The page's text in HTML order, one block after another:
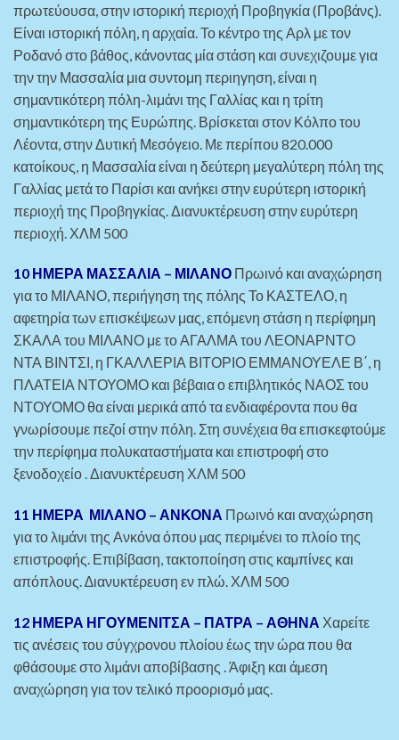
πρωτεύουσα, στην ιστορική περιοχή Προβηγκία (Προβάνς).
Είναι ιστορική πόλη, η αρχαία. Το κέντρο της Αρλ με τον
Ροδανό στο βάθος, κάνοντας µία στάση και συνεχιζουμε για
την την Μασσαλία μια συντομη περιηγηση, είναι η
σημαντικότερη πόλη-λιμάνι της Γαλλίας και η τρίτη
σημαντικότερη της Ευρώπης. Βρίσκεται στον Κόλπο του
Λέοντα, στην Δυτική Μεσόγειο. Με περίπου 820.000
κατοίκους, η Μασσαλία είναι η δεύτερη μεγαλύτερη πόλη της
Γαλλίας μετά το Παρίσι και ανήκει στην ευρύτερη ιστορική
περιοχή της Προβηγκίας. Διανυκτέρευση στην ευρύτερη
περιοχή. ΧΛΜ 500
10 ΗΜΕΡΑ ΜΑΣΣΑΛΙΑ – ΜΙΛΑΝΟ Πρωινό και αναχώρηση
για το ΜΙΛΑΝΟ, περιήγηση της πόλης Το ΚΑΣΤΕΛΟ, η
αφετηρία των επισκέψεων μας, επόμενη στάση η περίφημη
ΣΚΑΛΑ του ΜΙΛΑΝΟ με το ΑΓΑΛΜΑ του ΛΕΟΝΑΡΝΤΟ
ΝΤΑ ΒΙΝΤΣΙ, η ΓΚΑΛΛΕΡΙΑ ΒΙΤΟΡΙΟ ΕΜΜΑΝΟΥΕΛΕ Β΄, η
ΠΛΑΤΕΙΑ ΝΤΟΥΟΜΟ και βέβαια ο επιβλητικός ΝΑΟΣ του
ΝΤΟΥΟΜΟ θα είναι μερικά από τα ενδιαφέροντα που θα
γνωρίσουμε πεζοί στην πόλη. Στη συνέχεια θα επισκεφτούμε
την περίφημα πολυκαταστήματα και επιστροφή στο
ξενοδοχείο . Διανυκτέρευση ΧΛΜ 500
11 ΗΜΕΡΑ ΜΙΛΑΝΟ – ΑΝΚΟΝΑ Πρωινό και αναχώρηση
για το λιµάνι της Ανκόνα όπου µας περιµένει το πλοίο της
επιστροφής. Επιβίβαση, τακτοποίηση στις καµπίνες και
απόπλους. ∆ιανυκτέρευση εν πλώ. ΧΛΜ 500
12 ΗΜΕΡΑ ΗΓΟΥΜΕΝΙΤΣΑ – ΠΑΤΡΑ – ΑΘΗΝΑ Χαρείτε
τις ανέσεις του σύγχρονου πλοίου έως την ώρα που θα
φθάσουµε στο λιµάνι αποβίβασης . Άφιξη και άµεση
αναχώρηση για τον τελικό προορισµό µας.